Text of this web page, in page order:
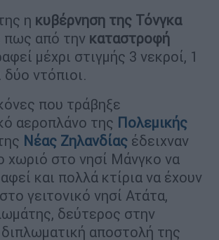
η κυβέρνηση της Τόνγκα
πως από την καταστροφή
μέχρι στιγμής 3 νεκροί, 1
ντόπιοι.
που τράβηξε
αεροπλάνο της Πολεμικής
Νέας Ζηλανδίας έδειχναν
χωριό στο νησί Μάνγκο να
και πολλά κτίρια να έχουν
γειτονικό νησί Ατάτα,
δεύτερος στην
διπλωματική αποστολή της